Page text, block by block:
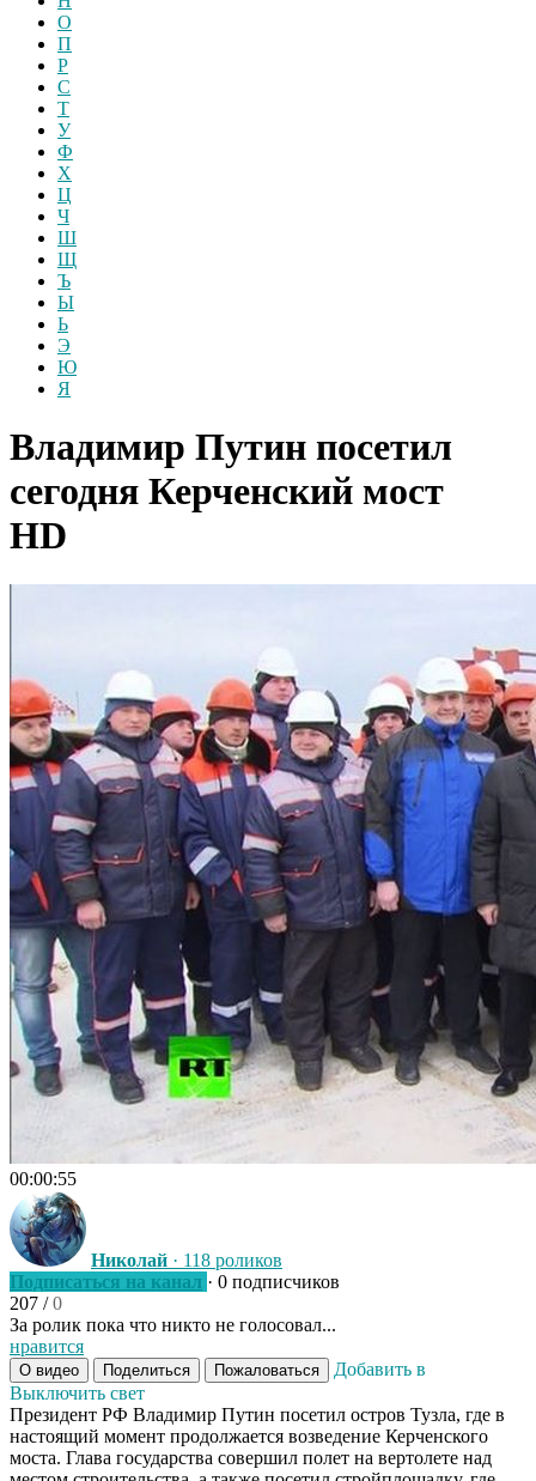
О
П
Р
С
Т
У
Ф
Х
Ц
Ч
Ш
Щ
Ъ
Ы
Ь
Э
Ю
Я
Владимир Путин посетил
сегодня Керченский мост
HD
00:00:55
Николай · 118 роликов
Подписаться на канал · 0 подписчиков
207 /0
За ролик пока что никто не голосовал...
нравится
О видео Поделиться Пожаловаться
Добавить в
Выключить свет
Президент РФ Владимир Путин посетил остров Тузла, где в
настоящий момент продолжается возведение Керченского
моста. Глава государства совершил полет на вертолете над